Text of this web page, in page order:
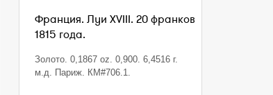
Франция. Луи XVIII. 20 франков
1815 года.
Золото. 0,1867 oz. 0,900. 6,4516 г.
м.д. Париж. КМ#706.1.